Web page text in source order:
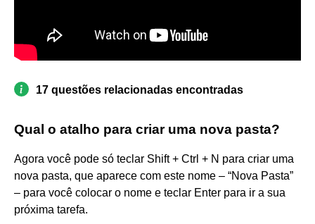
17 questões relacionadas encontradas
Qual o atalho para criar uma nova pasta?
Agora você pode só teclar Shift + Ctrl + N para criar uma
nova pasta, que aparece com este nome – “Nova Pasta”
– para você colocar o nome e teclar Enter para ir a sua
próxima tarefa.